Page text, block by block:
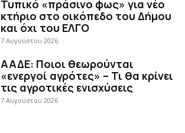
Τυπικό «πράσινο φως» για νέο
κτήριο στο οικόπεδο του Δήμου
και όχι του ΕΛΓΟ
7 Αυγούστου 2026
ΑΑΔΕ: Ποιοι θεωρούνται
«ενεργοί αγρότες» – Τι θα κρίνει
τις αγροτικές ενισχύσεις
7 Αυγούστου 2026